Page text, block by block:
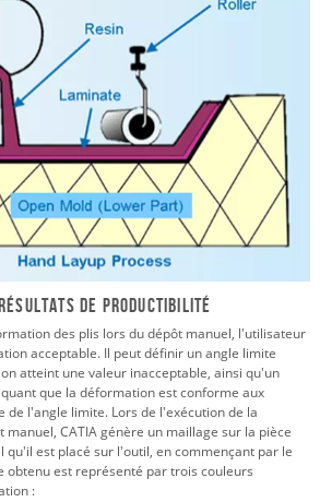
de productibilité
des plis lors du dépôt manuel, l'utilisateur
acceptable. Il peut définir un angle limite
atteint une valeur inacceptable, ainsi qu'un
que la déformation est conforme aux
de l'angle limite. Lors de l'exécution de la
CATIA génère un maillage sur la pièce
qu'il est placé sur l'outil, en commençant par le
obtenu est représenté par trois couleurs
: